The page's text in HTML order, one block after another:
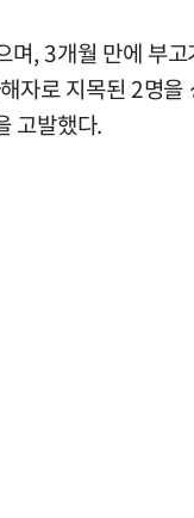
며, 3개월 만에 부
자로 지목된 2명
고발했다.